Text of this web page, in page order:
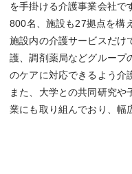
を手掛ける介護事業会社で
800名、施設も27拠点を構
施設内の介護サービスだけ
護、調剤薬局などグループ
のケアに対応できるよう介
また、大学との共同研究
業にも取り組んでおり、幅